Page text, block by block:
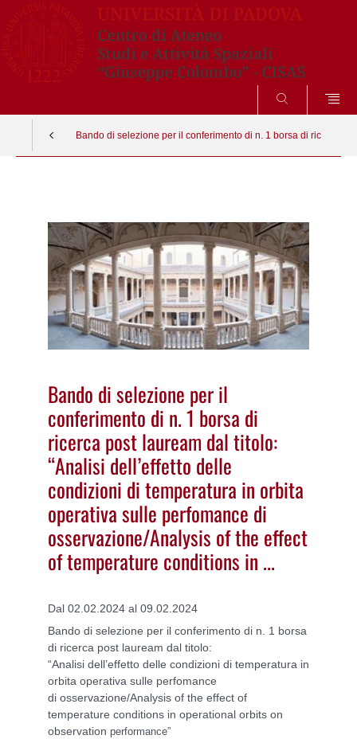
SEARCH
Bando di selezione per il conferimento di n. 1 borsa di ricerca
Bando di selezione per il
conferimento di n. 1 borsa di
ricerca post lauream dal titolo:
“Analisi dell’effetto delle
condizioni di temperatura in orbita
operativa sulle perfomance di
osservazione/Analysis of the effect
of temperature conditions in ...
Dal 02.02.2024 al 09.02.2024
Bando di selezione per il conferimento di n. 1 borsa
di ricerca post lauream dal titolo:
“Analisi dell’effetto delle condizioni di temperatura in
orbita operativa sulle perfomance
di osservazione/Analysis of the effect of
temperature conditions in operational orbits on
observation performance”